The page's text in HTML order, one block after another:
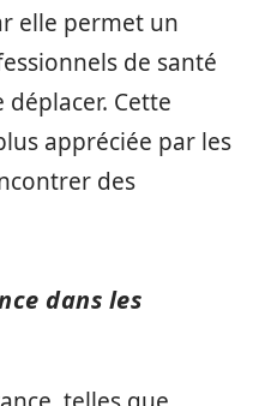
elle permet un
de santé
déplacer. Cette
appréciée par les
des
dans les